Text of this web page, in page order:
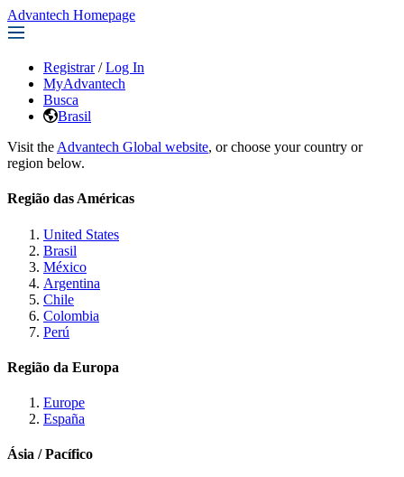
Advantech Homepage
Registrar / Log In
MyAdvantech
Busca
Brasil
Visit the Advantech Global website, or choose your country or
region below.
Região das Américas
United States
Brasil
México
Argentina
Chile
Colombia
Perú
Região da Europa
Europe
España
Ásia / Pacífico